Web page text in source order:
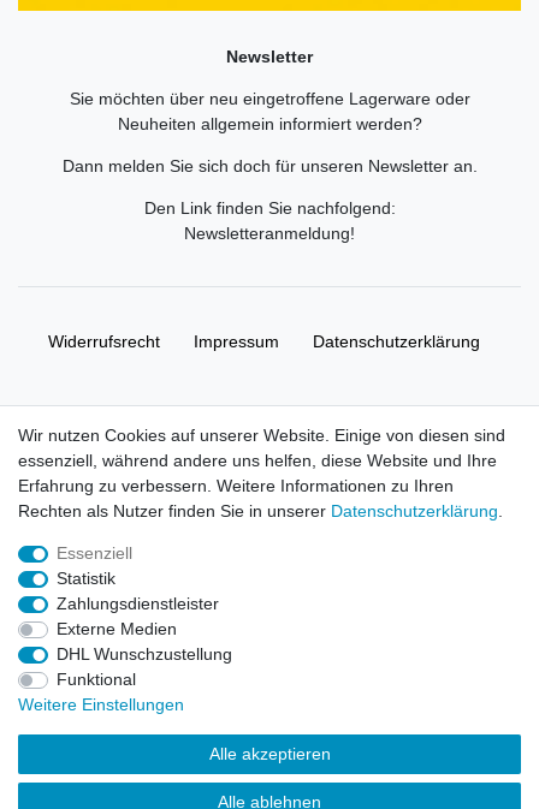
Newsletter
Sie möchten über neu eingetroffene Lagerware oder
Neuheiten allgemein informiert werden?
Dann melden Sie sich doch für unseren Newsletter an.
Den Link finden Sie nachfolgend:
Newsletteranmeldung!
Widerrufs­recht Impressum Daten­schutz­erklärung
© Copyright 2026 | Alle Rechte vorbehalten. HL-
Handelsgesellschaft mbH.
Alle Markennamen, Warenzeichen sowie sämtliche Produktbilder
und Beschreibungen sind Eigentum Ihrer rechtmäßigen
Eigentümer und dienen hier nur der Beschreibung.
Preise nur für registrierte Händler, ansonsten zeigt der Shop 0,00
€
LEGO, das LEGO Logo, die Minifigur, DUPLO, LEGENDS OF
CHIMA, NINJAGO, BIONICLE, MINDSTORMS und MIXELS sind
urheberrechtlich geschützte Markenzeichen der LEGO Gruppe.
Wir nutzen Cookies auf unserer Website. Einige von diesen sind
essenziell, während andere uns helfen, diese Website und Ihre
Erfahrung zu verbessern. Weitere Informationen zu Ihren
Rechten als Nutzer finden Sie in unserer Daten­schutz­erklärung
Essenziell
Statistik
Zahlungsdienstleister
Externe Medien
DHL Wunschzustellung
Funktional
Weitere Einstellungen
Alle akzeptieren
Alle ablehnen